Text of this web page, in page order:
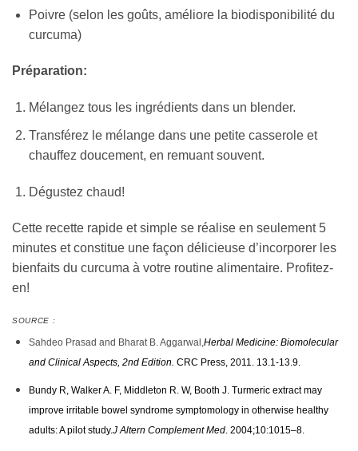
Poivre (selon les goûts, améliore la biodisponibilité du
curcuma)
Préparation:
Mélangez tous les ingrédients dans un blender.
Transférez le mélange dans une petite casserole et
chauffez doucement, en remuant souvent.
Dégustez chaud!
Cette recette rapide et simple se réalise en seulement 5
minutes et constitue une façon délicieuse d’incorporer les
bienfaits du curcuma à votre routine alimentaire. Profitez-
en!
SOURCE :
Sahdeo Prasad and Bharat B. Aggarwal,Herbal Medicine: Biomolecular
and Clinical Aspects, 2nd Edition. CRC Press, 2011. 13.1-13.9.
Bundy R, Walker A. F, Middleton R. W, Booth J. Turmeric extract may
improve irritable bowel syndrome symptomology in otherwise healthy
adults: A pilot study.J Altern Complement Med. 2004;10:1015–8.